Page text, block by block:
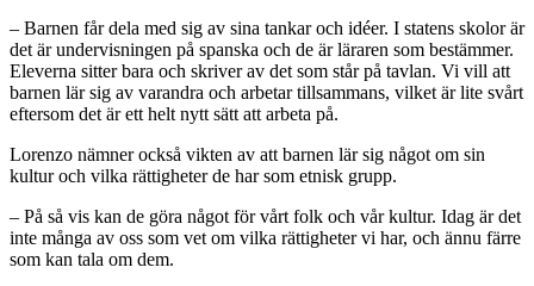
– Barnen får dela med sig av sina tankar och idéer. I statens skolor är
det är undervisningen på spanska och de är läraren som bestämmer.
Eleverna sitter bara och skriver av det som står på tavlan. Vi vill att
barnen lär sig av varandra och arbetar tillsammans, vilket är lite svårt
eftersom det är ett helt nytt sätt att arbeta på.
Lorenzo nämner också vikten av att barnen lär sig något om sin
kultur och vilka rättigheter de har som etnisk grupp.
– På så vis kan de göra något för vårt folk och vår kultur. Idag är det
inte många av oss som vet om vilka rättigheter vi har, och ännu färre
som kan tala om dem.